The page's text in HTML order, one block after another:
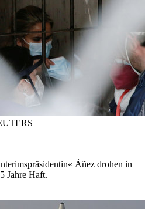
Áñez drohen in
Jahre Haft.